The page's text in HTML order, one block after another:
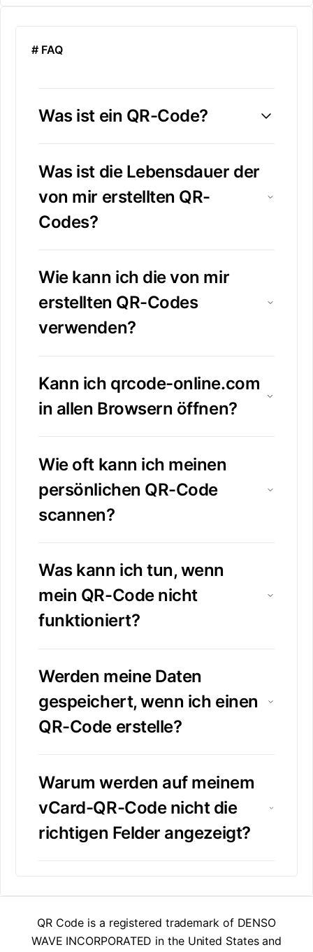
# FAQ
Was ist ein QR-Code?
Was ist die Lebensdauer der
von mir erstellten QR-
Codes?
Wie kann ich die von mir
erstellten QR-Codes
verwenden?
Kann ich qrcode-online.com
in allen Browsern öffnen?
Wie oft kann ich meinen
persönlichen QR-Code
scannen?
Was kann ich tun, wenn
mein QR-Code nicht
funktioniert?
Werden meine Daten
gespeichert, wenn ich einen
QR-Code erstelle?
Warum werden auf meinem
vCard-QR-Code nicht die
richtigen Felder angezeigt?
QR Code is a registered trademark of DENSO
WAVE INCORPORATED in the United States and